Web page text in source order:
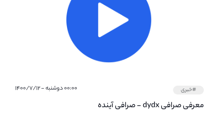
#خبری ۰۰:۰۰ دوشنبه - ۱۴۰۰/۷/۱۲
معرفی صرافی dydx - صرافی آینده